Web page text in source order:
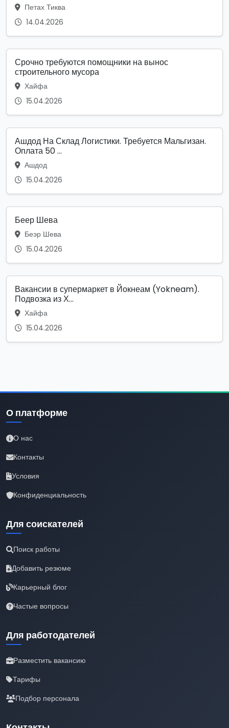
Петах Тиква
14.04.2026
Срочно требуются помощники на вынос
строительного мусора
Хайфа
15.04.2026
Ашдод На Склад Логистики. Требуется Мальгизан.
Оплата 50 ...
Ашдод
15.04.2026
Беер Шева
Беэр Шева
15.04.2026
Вакансии в супермаркет в Йокнеам (Yokneam).
Подвозка из Х...
Хайфа
15.04.2026
О платформе
О нас
Контакты
Условия
Конфиденциальность
Для соискателей
Поиск работы
Добавить резюме
Карьерный блог
Частые вопросы
Для работодателей
Разместить вакансию
Тарифы
Подбор персонала